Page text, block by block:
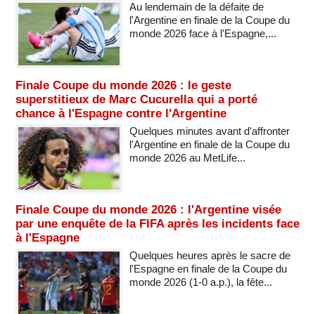
Au lendemain de la défaite de
l'Argentine en finale de la Coupe du
monde 2026 face à l'Espagne,...
Finale Coupe du monde 2026 : le geste
superstitieux de Marc Cucurella qui a porté
chance à l'Espagne contre l'Argentine
Quelques minutes avant d'affronter
l'Argentine en finale de la Coupe du
monde 2026 au MetLife...
Finale Coupe du monde 2026 : l'Argentine visée
par une enquête de la FIFA après les incidents face
à l'Espagne
Quelques heures après le sacre de
l'Espagne en finale de la Coupe du
monde 2026 (1-0 a.p.), la fête...